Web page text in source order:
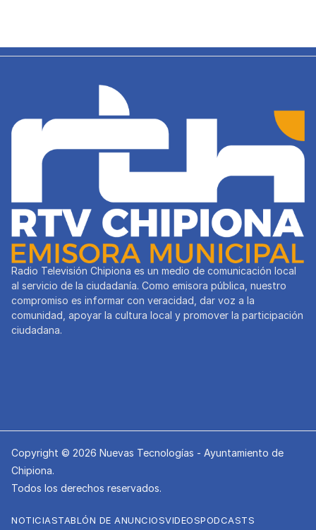
Radio Televisión Chipiona es un medio de comunicación local
al servicio de la ciudadanía. Como emisora pública, nuestro
compromiso es informar con veracidad, dar voz a la
comunidad, apoyar la cultura local y promover la participación
ciudadana.
Copyright © 2026 Nuevas Tecnologías - Ayuntamiento de
Chipiona.
Todos los derechos reservados.
NOTICIASTABLÓN DE ANUNCIOSVIDEOSPODCASTS